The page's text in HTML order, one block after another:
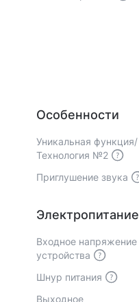
Особенности
Уникальная функция/
Технология №2
Приглушение звука
Электропитание
Входное напряжение
устройства
Шнур питания
Выходное